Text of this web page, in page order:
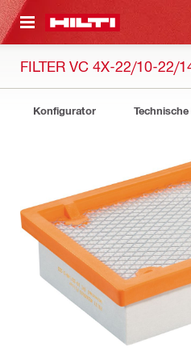
FILTER VC 4X-22/10-22/
Konfigurator